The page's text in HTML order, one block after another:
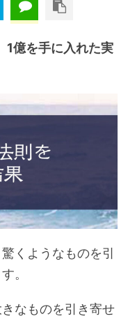
1億を手に入れた実
くようなものを引
。
なものを引き寄せ